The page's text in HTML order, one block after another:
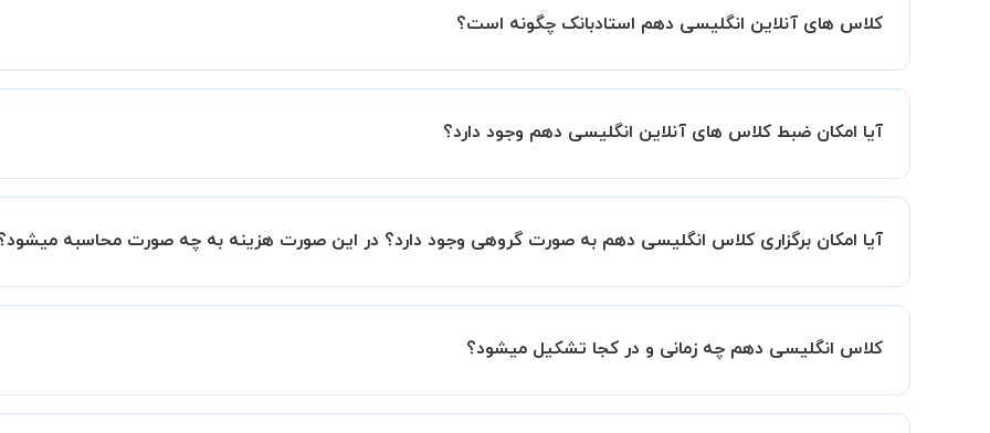
کلاس های آنلاین انگلیسی دهم استادبانک چگونه است؟
اگر تاکنون تجربه برگزاری کلاس آنلاین نداشته اید این اطمینان خاطر را به شما میدهیم که استاد شما پیش از جلسه
آیا امکان ضبط کلاس های آنلاین انگلیسی دهم وجود دارد؟
بله، فقط این موضوع را بایستی قبل از برگزاری کلاس با استاد هماهنگ کنید.
آیا امکان برگزاری کلاس انگلیسی دهم به صورت گروهی وجود دارد؟ در این صورت هزینه به چه صورت محاسبه
به صورت پیش فرض کلاس های انگلیسی دهم خصوصی هستند اما در صورتیکه مایل هستید کلاس ها را در کنار دوستان
کلاس انگلیسی دهم چه زمانی و در کجا تشکیل میشود؟
زمان برگزاری کلاس های انگلیسی دهم به صورت توافقی بین شما و استاد تعیین خواهد شد.